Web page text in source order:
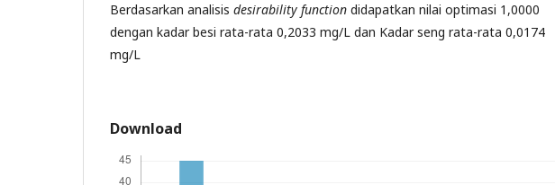
Berdasarkan analisis desirability function didapatkan nilai optimasi 1,0000
dengan kadar besi rata-rata 0,2033 mg/L dan Kadar seng rata-rata 0,0174
mg/L
Download